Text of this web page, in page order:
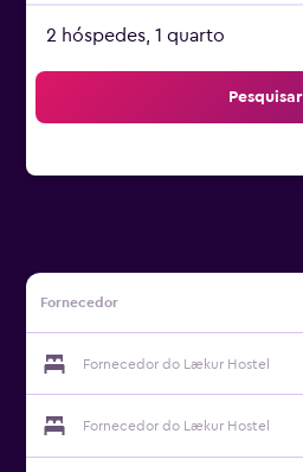
2 hóspedes, 1 quarto
Pesquisar
Fornecedor
Fornecedor do Lækur Hostel
Fornecedor do Lækur Hostel